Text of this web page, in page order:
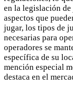
en la legislación
aspectos que
jugar, los tipos de
necesarias para
operadores se
específica de su
mención especial
destaca en el